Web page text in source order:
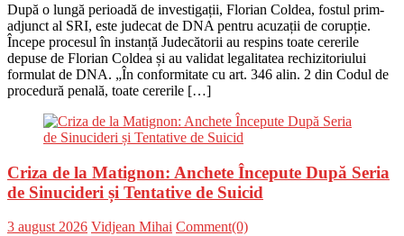
După o lungă perioadă de investigații, Florian Coldea, fostul prim-
adjunct al SRI, este judecat de DNA pentru acuzații de corupție.
Începe procesul în instanță Judecătorii au respins toate cererile
depuse de Florian Coldea și au validat legalitatea rechizitoriului
formulat de DNA. „În conformitate cu art. 346 alin. 2 din Codul de
procedură penală, toate cererile […]
Criza de la Matignon: Anchete Începute După Seria
de Sinucideri și Tentative de Suicid
Posted
3 august 2026 Author
Vidjean Mihai Comment(0)